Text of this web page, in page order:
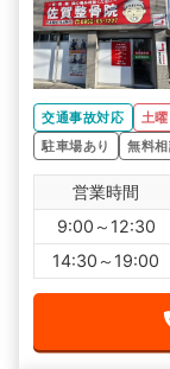
交通事故対応 土
駐車場あり
無料
営業時間
9:00～12:30
14:30～19:00